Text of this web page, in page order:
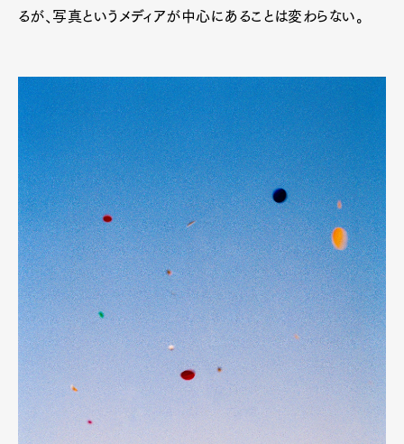
るが、写真というメディアが中心にあることは変わらない。